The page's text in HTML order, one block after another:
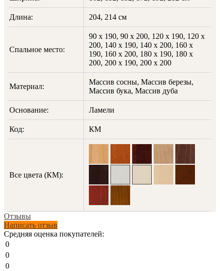
Длина: 204, 214 см
Спальное место:
90 х 190, 90 х 200, 120 х 190, 120 х
200, 140 х 190, 140 х 200, 160 х
190, 160 х 200, 180 х 190, 180 х
200, 200 х 190, 200 х 200
Материал:
Массив сосны, Массив березы,
Массив бука, Массив дуба
Основание: Ламели
Код: КМ
Все цвета (КМ):
Отзывы
Написать отзыв
Средняя оценка покупателей:
0
0
0